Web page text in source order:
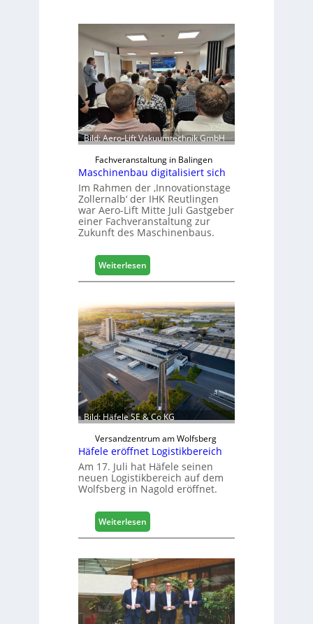
Bild: Aero-Lift Vakuumtechnik GmbH
Fachveranstaltung in Balingen
Maschinenbau digitalisiert sich
Im Rahmen der ‚Innovationstage
Zollernalb‘ der IHK Reutlingen
war Aero-Lift Mitte Juli Gastgeber
einer Fachveranstaltung zur
Zukunft des Maschinenbaus.
Weiterlesen:
M
s
c
h
i
n
e
n
b
a
u
d
i
g
i
t
i
i
e
r
t
s
Bild: Häfele SE & Co KG
Versandzentrum am Wolfsberg
Häfele eröffnet Logistikbereich
Am 17. Juli hat Häfele seinen
neuen Logistikbereich auf dem
Wolfsberg in Nagold eröffnet.
Weiterlesen:
H
f
e
l
e
e